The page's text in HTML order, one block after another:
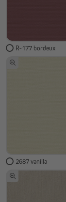
R-177 bordeux
2687 vanilla